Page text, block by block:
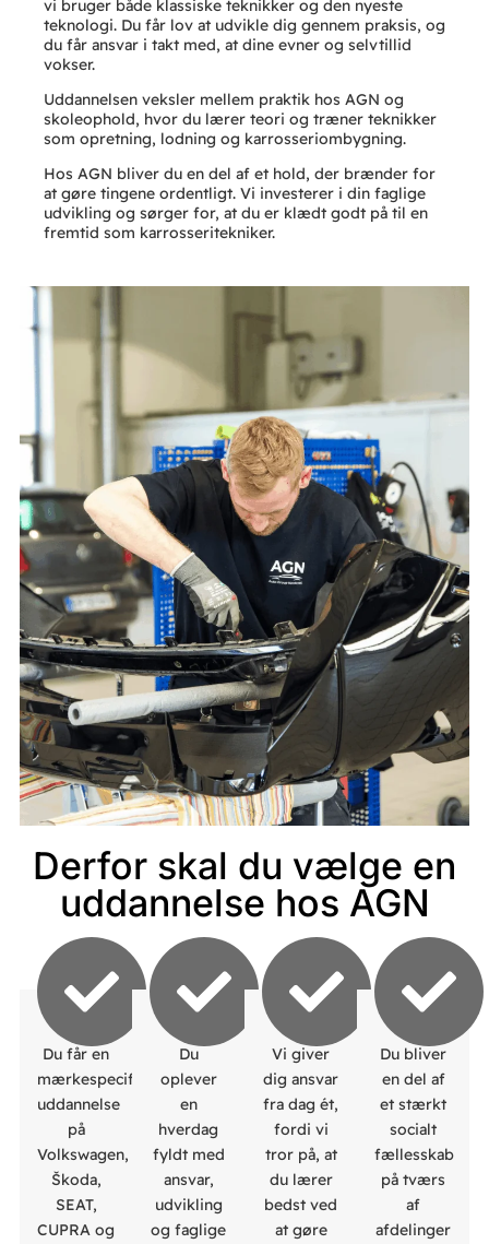
vi bruger både klassiske teknikker og den nyeste
teknologi. Du får lov at udvikle dig gennem praksis, og
du får ansvar i takt med, at dine evner og selvtillid
vokser.
Uddannelsen veksler mellem praktik hos AGN og
skoleophold, hvor du lærer teori og træner teknikker
som opretning, lodning og karrosseriombygning.
Hos AGN bliver du en del af et hold, der brænder for
at gøre tingene ordentligt. Vi investerer i din faglige
udvikling og sørger for, at du er klædt godt på til en
fremtid som karrosseritekniker.
Derfor skal du vælge en
uddannelse hos AGN
Du får en
mærkespecifik
uddannelse
på
Volkswagen,
Škoda,
SEAT,
CUPRA og
Du
oplever
en
hverdag
fyldt med
ansvar,
udvikling
og faglige
Vi giver
dig ansvar
fra dag ét,
fordi vi
tror på, at
du lærer
bedst ved
at gøre
Du bliver
en del af
et stærkt
socialt
fællesskab
på tværs
af
afdelinger